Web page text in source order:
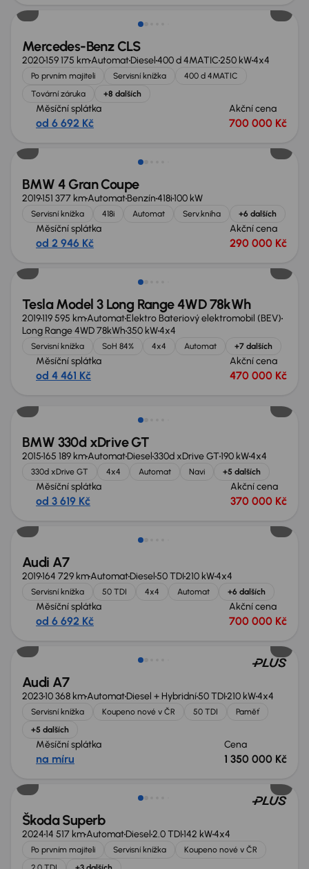
Mercedes-Benz CLS
2020159 175 kmAutomatDiesel400 d 4MATIC250 kW4x4
Po prvním majiteli Servisní knížka
400 d 4MATIC
Tovární záruka
+8 dalších
Měsíční splátka
od 6 692 Kč
Akční cena
700 000 Kč
Zlevněno o 50 000 Kč
BMW 4 Gran Coupe
2019151 377 kmAutomatBenzín418i100 kW
Servisní knížka 418i Automat Serv.kniha +6 dalších
Měsíční splátka
od 2 946 Kč
Akční cena
290 000 Kč
Zlevněno o 10 000 Kč
Tesla Model 3 Long Range 4WD 78kWh
2019119 595 kmAutomatElektro Bateriový elektromobil (BEV)
Long Range 4WD 78kWh350 kW4x4
Servisní knížka SoH 84% 4x4 Automat +7 dalších
Měsíční splátka
od 4 461 Kč
Akční cena
470 000 Kč
BMW 330d xDrive GT
2015165 189 kmAutomatDiesel330d xDrive GT190 kW4x4
330d xDrive GT 4x4 Automat Navi +5 dalších
Měsíční splátka
od 3 619 Kč
Akční cena
370 000 Kč
Zlevněno o 20 000 Kč
Audi A7
2019164 729 kmAutomatDiesel50 TDI210 kW4x4
Servisní knížka 50 TDI 4x4 Automat +6 dalších
Měsíční splátka
od 6 692 Kč
Akční cena
700 000 Kč
Zlevněno o 150 000 Kč
Audi A7
202310 368 kmAutomatDiesel + Hybridní50 TDI210 kW4x4
Servisní knížka Koupeno nové v ČR 50 TDI
Paměť
+5 dalších
Měsíční splátka
na míru
Cena
1 350 000 Kč
Zlevněno o 100 000 Kč
Škoda Superb
202414 517 kmAutomatDiesel2.0 TDI142 kW4x4
Po prvním majiteli Servisní knížka
Koupeno nové v ČR